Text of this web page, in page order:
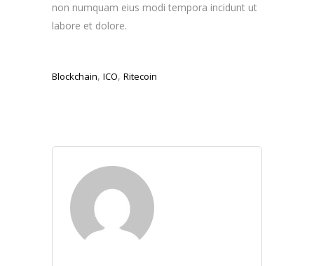
non numquam eius modi tempora incidunt ut
labore et dolore.
Blockchain, ICO, Ritecoin